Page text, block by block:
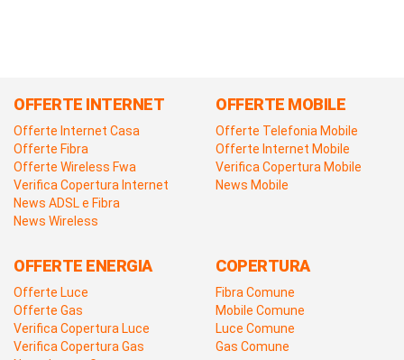
OFFERTE INTERNET
Offerte Internet Casa
Offerte Fibra
Offerte Wireless Fwa
Verifica Copertura Internet
News ADSL e Fibra
News Wireless
OFFERTE MOBILE
Offerte Telefonia Mobile
Offerte Internet Mobile
Verifica Copertura Mobile
News Mobile
OFFERTE ENERGIA
Offerte Luce
Offerte Gas
Verifica Copertura Luce
Verifica Copertura Gas
COPERTURA
Fibra Comune
Mobile Comune
Luce Comune
Gas Comune